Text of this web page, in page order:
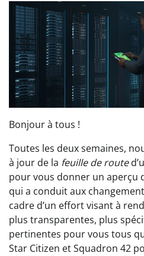
Bonjour à tous !
Toutes les deux semaines,
à jour de la feuille de route
pour vous donner un aperçu
qui a conduit aux
cadre d’un effort visant à
plus transparentes, plus
pertinentes pour vous tous
Star Citizen et Squadron 42